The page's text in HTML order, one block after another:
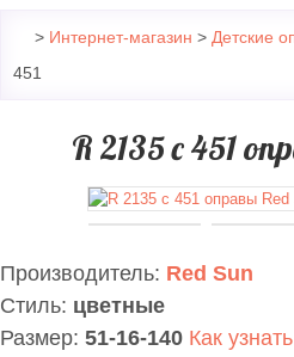
> Интернет-магазин > Детские
451
R 2135 c 451
Производитель: Red Sun
Стиль: цветные
Размер: 51-16-140 Как